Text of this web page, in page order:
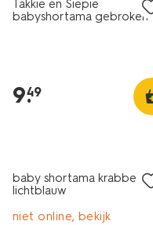
Takkie en Siepie
babyshortama gebroken
9.
49
baby shortama krabben
lichtblauw
niet online, bekijk